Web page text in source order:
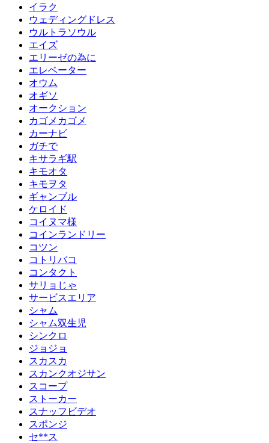
イラク
ウェディングドレス
ウルトラソウル
エイズ
エリーゼの為に
エレベーター
オウム
オギソ
オークション
カゴメカゴメ
カーナビ
ガチで
キサラギ駅
キモオタ
キモヲタ
ギャンブル
ケロイド
コイヌマ様
コインランドリー
コツン
コトリバコ
コンタクト
サリョじゃ
サービスエリア
シャム
シャム双生児
シンクロ
ジョジョ
スカスカ
スカンクオジサン
スコープ
ストーカー
スナッフビデオ
スポンジ
セ**ス